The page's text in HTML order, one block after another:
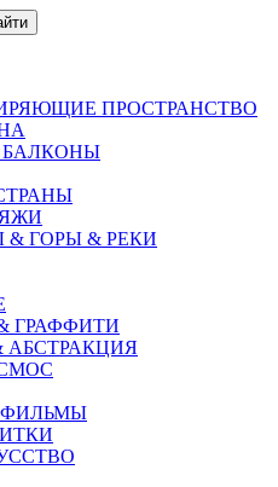
ПРОСТРАНСТВО
БАЛКОНЫ
ГОРЫ & РЕКИ
ГРАФФИТИ
АБСТРАКЦИЯ